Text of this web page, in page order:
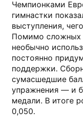
Чемпионками
гимнастки
выступления,
Помимо сложных
необычно
постоянно
поддержки.
сумасшедшие
упражнения — и
медали. В итоге
0,050.